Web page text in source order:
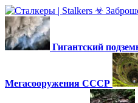
Гигантский
Мегасооружения СССР